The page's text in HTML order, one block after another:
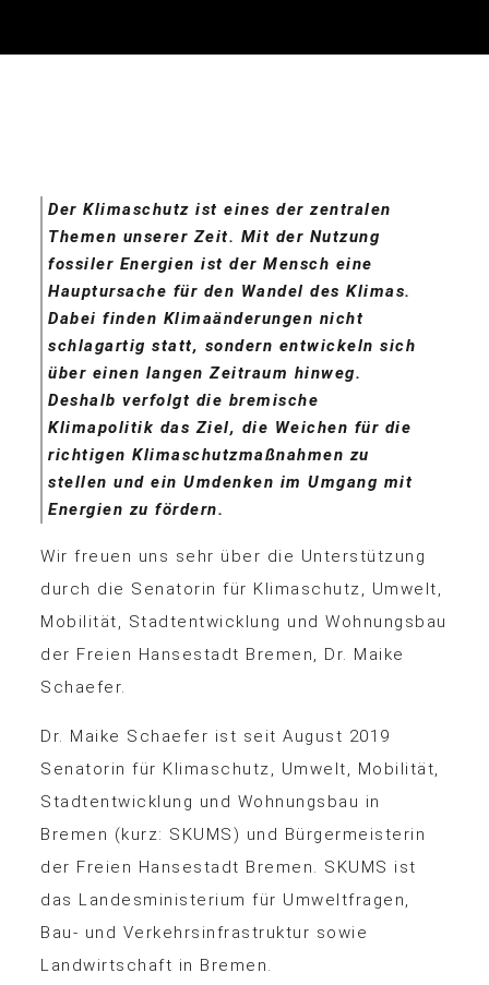
Der Klimaschutz ist eines der zentralen
Themen unserer Zeit. Mit der Nutzung
fossiler Energien ist der Mensch eine
Hauptursache für den Wandel des Klimas.
Dabei finden Klimaänderungen nicht
schlagartig statt, sondern entwickeln sich
über einen langen Zeitraum hinweg.
Deshalb verfolgt die bremische
Klimapolitik das Ziel, die Weichen für die
richtigen Klimaschutzmaßnahmen zu
stellen und ein Umdenken im Umgang mit
Energien zu fördern.
Wir freuen uns sehr über die Unterstützung
durch die Senatorin für Klimaschutz, Umwelt,
Mobilität, Stadtentwicklung und Wohnungsbau
der Freien Hansestadt Bremen, Dr. Maike
Schaefer.
Dr. Maike Schaefer ist seit August 2019
Senatorin für Klimaschutz, Umwelt, Mobilität,
Stadtentwicklung und Wohnungsbau in
Bremen (kurz: SKUMS) und Bürgermeisterin
der Freien Hansestadt Bremen. SKUMS ist
das Landesministerium für Umweltfragen,
Bau- und Verkehrsinfrastruktur sowie
Landwirtschaft in Bremen.